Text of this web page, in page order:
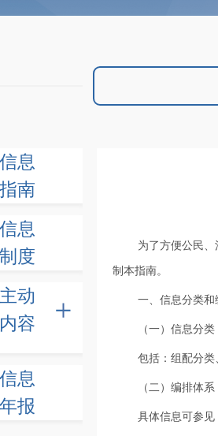
息
南
息
度
动
容
息
报
为了方便公民
制本指南。
一、信息分类和
（一）信息分类
包括：组配分
（二）编排体系
具体信息可参